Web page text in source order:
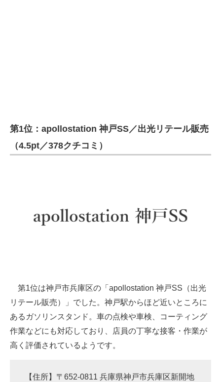
第1位：apollostation 神戸SS／出光リテール販売
（4.5pt／378クチコミ）
第1位は神戸市兵庫区の「apollostation 神戸SS（出光
リテール販売）」でした。神戸駅からほど近いところに
あるガソリンスタンド。車の点検や車検、コーティング
作業などにも対応しており、店員の丁寧な接客・作業が
高く評価されているようです。
【住所】〒652-0811 兵庫県神戸市兵庫区新開地